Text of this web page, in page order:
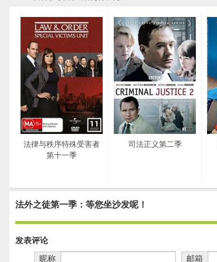
法律与秩序特殊受害者
第十一季
司法正义第二季
法外之徒第一季：等您坐沙发呢！
发表评论
昵称
邮箱